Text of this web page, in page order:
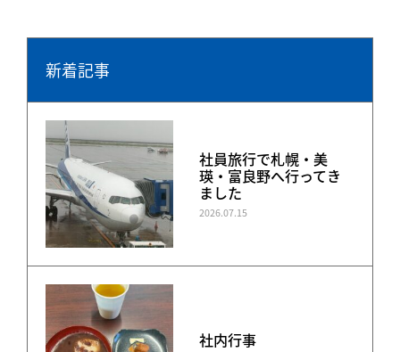
新着記事
社員旅行で札幌・美
瑛・富良野へ行ってき
ました
2026.07.15
社内行事